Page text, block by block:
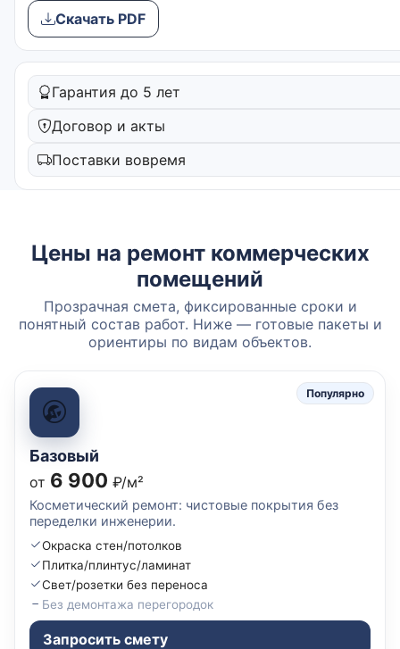
Скачать PDF
Гарантия до 5 лет
Договор и акты
Поставки вовремя
Цены на ремонт коммерческих
помещений
Прозрачная смета, фиксированные сроки и
понятный состав работ. Ниже — готовые пакеты и
ориентиры по видам объектов.
Популярно
Базовый
от 6 900 ₽/м²
Косметический ремонт: чистовые покрытия без
переделки инженерии.
Окраска стен/потолков
Плитка/плинтус/ламинат
Свет/розетки без переноса
Без демонтажа перегородок
Запросить смету